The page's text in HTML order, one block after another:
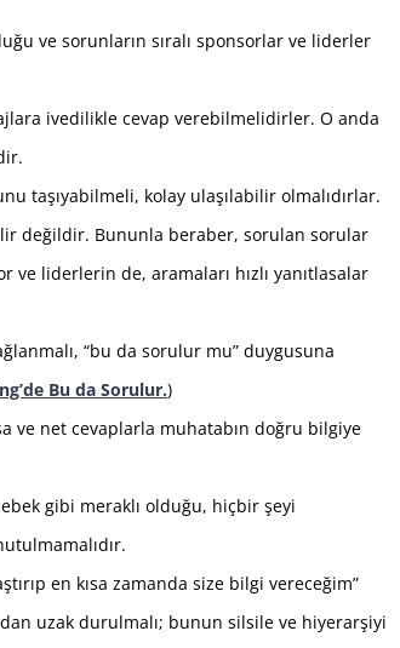
ve sorunların sıralı sponsorlar ve liderler
ivedilikle cevap verebilmelidirler. O anda
taşıyabilmeli, kolay ulaşılabilir olmalıdırlar.
değildir. Bununla beraber, sorulan sorular
ve liderlerin de, aramaları hızlı yanıtlasalar
“bu da sorulur mu” duygusuna
Bu da Sorulur.)
ve net cevaplarla muhatabın doğru bilgiye
gibi meraklı olduğu, hiçbir şeyi
en kısa zamanda size bilgi vereceğim”
uzak durulmalı; bunun silsile ve hiyerarşiyi